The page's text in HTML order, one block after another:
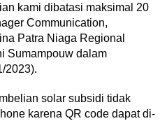
kami dibatasi maksimal 20
Communication,
Patra Niaga Regional
Sumampouw dalam
2023).
solar subsidi tidak
karena QR code dapat di-